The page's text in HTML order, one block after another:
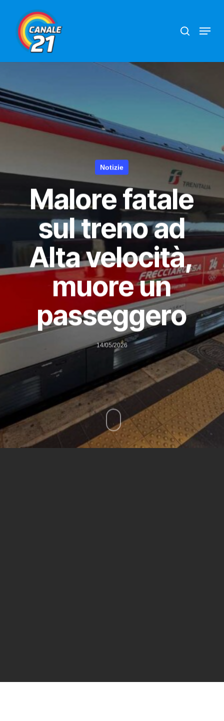
main
content
Menu
Notizie
Malore fatale
sul treno ad
Alta velocità,
muore un
passeggero
14/05/2026